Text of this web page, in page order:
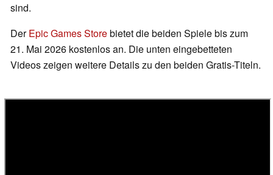
sind.
DerEpic Games Storebietet die beiden Spiele bis zum
21. Mai 2026 kostenlos an. Die unten eingebetteten
Videos zeigen weitere Details zu den beiden Gratis-Titeln.